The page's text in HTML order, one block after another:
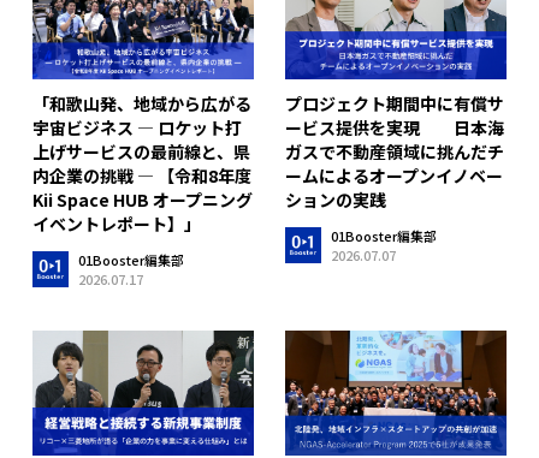
「和歌山発、地域から広がる
宇宙ビジネス ― ロケット打
上げサービスの最前線と、県
内企業の挑戦 ― 【令和8年度
Kii Space HUB オープニング
イベントレポート】」
01Booster編集部
2026.07.17
プロジェクト期間中に有償サ
ービス提供を実現 日本海
ガスで不動産領域に挑んだチ
ームによるオープンイノベー
ションの実践
01Booster編集部
2026.07.07